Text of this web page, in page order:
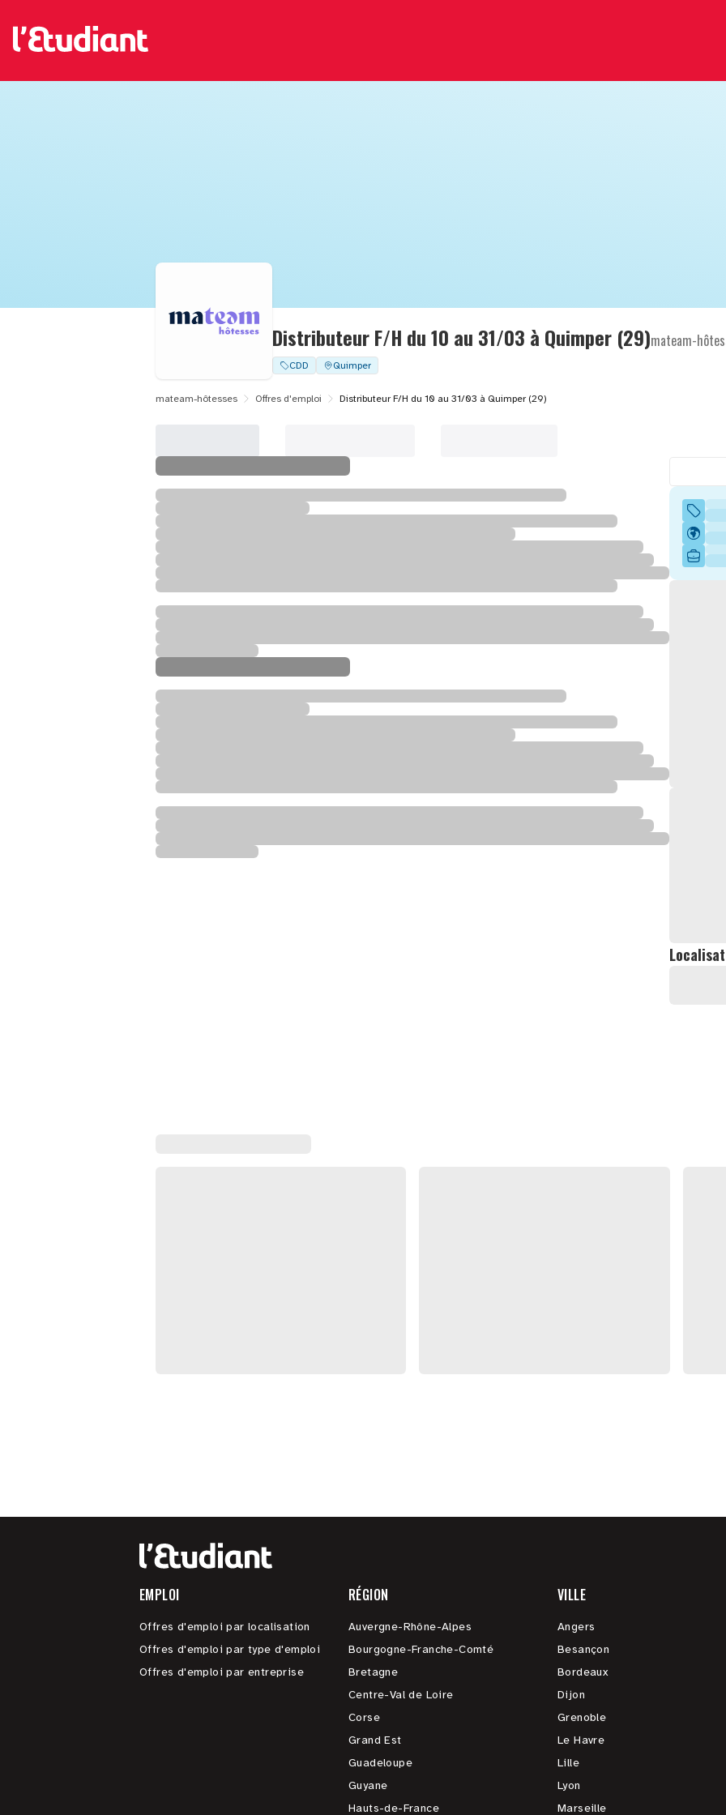
Distributeur F/H du 10 au 31/03 à Quimper (29)mateam-
CDD Quimper
mateam-hôtesses Offres d'emploi Distributeur F/H du 10 au 31/03 à Quimper (29)
EMPLOI
Offres d'emploi par localisation
Offres d'emploi par type d'emploi
Offres d'emploi par entreprise
RÉGION
Auvergne-Rhône-Alpes
Bourgogne-Franche-Comté
Bretagne
Centre-Val de Loire
Corse
Grand Est
Guadeloupe
Guyane
Hauts-de-France
VILLE
Angers
Besançon
Bordeaux
Dijon
Grenoble
Le Havre
Lille
Lyon
Marseille